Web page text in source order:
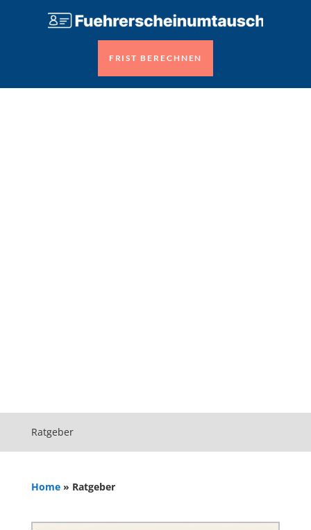
FRIST BERECHNEN
Ratgeber
Home» Ratgeber